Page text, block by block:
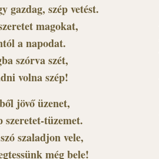
gazdag, szép vetést.
magokat,
a napodat.
szórva szét,
volna szép!
jövő üzenet,
tüzemet.
szaladjon vele,
még bele!